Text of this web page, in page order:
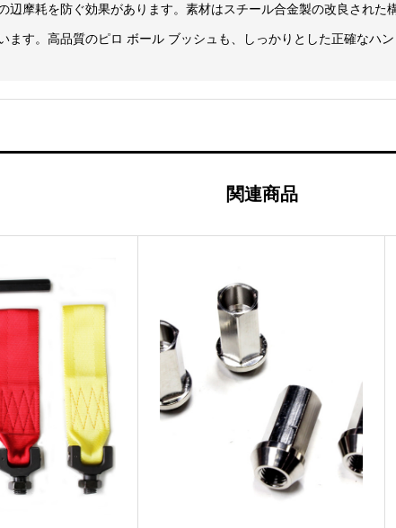
辺摩耗を防ぐ効果があります。素材はスチール合金製の改良された
ます。高品質のピロ ボール ブッシュも、しっかりとした正確なハン
関連商品